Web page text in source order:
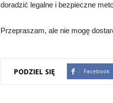
doradzić legalne i bezpieczne
Przepraszam, ale nie mogę
PODZIEL SIĘ Facebook